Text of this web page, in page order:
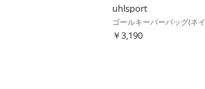
uhlsport
￥3,190